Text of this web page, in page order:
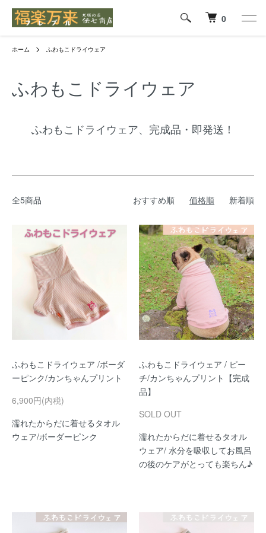
0
ホーム ふわもこドライウェア
ふわもこドライウェア
ふわもこドライウェア、完成品・即発送！
全5商品 おすすめ順 価格順 新着順
ふわもこドライウェア /ボーダ
ーピンク/カンちゃんプリント
6,900円(内税)
濡れたからだに着せるタオル
ウェア/ボーダーピンク
ふわもこドライウェア / ピー
チ/カンちゃんプリント【完成
品】
SOLD OUT
濡れたからだに着せるタオル
ウェア/ 水分を吸収してお風呂
の後のケアがとっても楽ちん♪